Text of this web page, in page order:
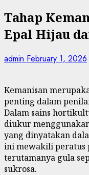
Tahap
Epal Hijau
admin February 1, 2026
Kemanisan
penting dalam
Dalam sains
diukur
yang dinyatakan
ini mewakili peratus
terutamanya gula
sukrosa.